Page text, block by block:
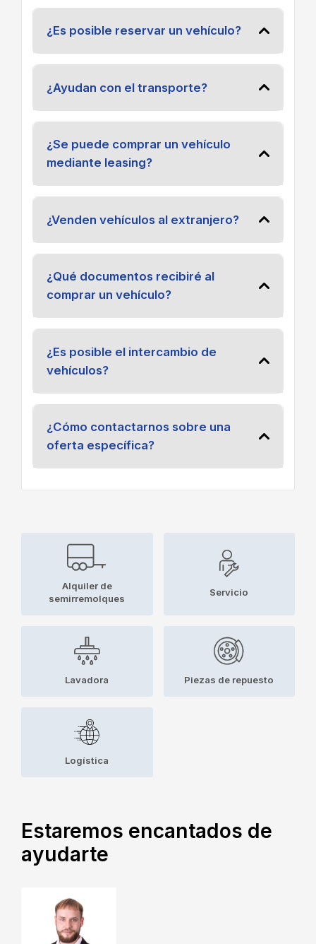
¿Es posible reservar un vehículo?
¿Ayudan con el transporte?
¿Se puede comprar un vehículo
mediante leasing?
¿Venden vehículos al extranjero?
¿Qué documentos recibiré al
comprar un vehículo?
¿Es posible el intercambio de
vehículos?
¿Cómo contactarnos sobre una
oferta específica?
Alquiler de
semirremolques
Servicio
Lavadora Piezas de repuesto
Logística
Estaremos encantados de
ayudarte